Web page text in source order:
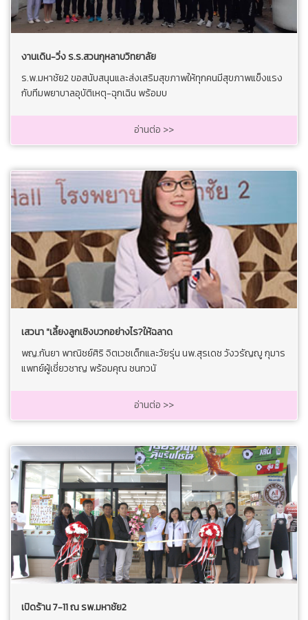
งานเดิน-วิ่ง ร.ร.สวนกุหลาบวิทยาลัย
ร.พ.มหาชัย2 ขอสนับสนุนและส่งเสริมสุขภาพให้ทุกคนมีสุขภาพแข็งแรง
กับทีมพยาบาลอุบัติเหตุ-ฉุกเฉิน พร้อมบ
อ่านต่อ >>
เสวนา "เลี้ยงลูกเชิงบวกอย่างไร?ให้ฉลาด
พญ.กันยา พาณิชย์ศิริ จิตเวชเด็กและวัยรุ่น นพ.สุรเดช วังวรัญญู กุมาร
แพทย์ผู้เชี่ยวชาญ พร้อมคุณ ชนกวนั
อ่านต่อ >>
เปิดร้าน 7-11 ณ รพ.มหาชัย2